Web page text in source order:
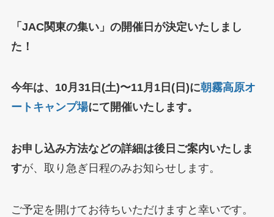
「JAC関東の集い」の開催日が決定いたしまし
た！
今年は、10月31日(土)〜11月1日(日)に朝霧高原オ
ートキャンプ場にて開催いたします。
お申し込み方法などの詳細は後日ご案内いたしま
すが、取り急ぎ日程のみお知らせします。
ご予定を開けてお待ちいただけますと幸いです。